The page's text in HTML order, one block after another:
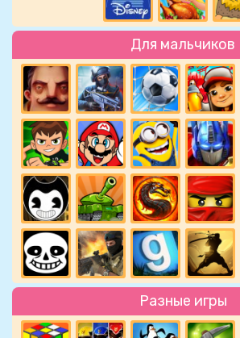
Для мальчиков
Разные игры